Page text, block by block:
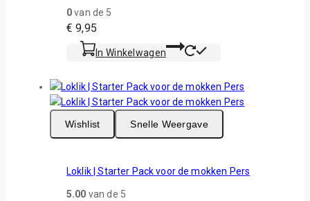
0van de 5
€ 9,95
In Winkelwagen
Wishlist Snelle Weergave
Loklik | Starter Pack voor de mokken Pers
5.00 van de 5